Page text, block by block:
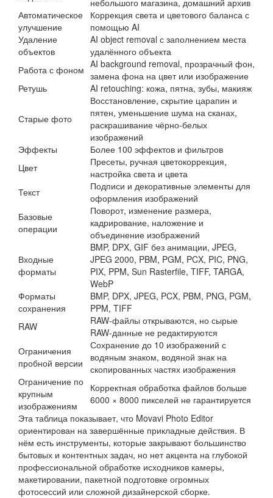
небольшого магазина, домашний архив
Автоматическое
улучшение
Коррекция света и цветового баланса с
помощью AI
Удаление
объектов
AI object removal с заполнением места
удалённого объекта
Работа с фоном AI background removal, прозрачный фон,
замена фона на цвет или изображение
Ретушь
AI retouching: кожа, пятна, зубы, макияж
Старые фото
Восстановление, скрытие царапин и
пятен, уменьшение шума на сканах,
раскрашивание чёрно-белых
изображений
Эффекты
Более 100 эффектов и фильтров
Цвет
Пресеты, ручная цветокоррекция,
настройка света и цвета
Текст
Подписи и декоративные элементы для
оформления изображений
Базовые
операции
Поворот, изменение размера,
кадрирование, наложение и
объединение изображений
Входные
форматы
BMP, DPX, GIF без анимации, JPEG,
JPEG 2000, PBM, PGM, PCX, PIC, PNG,
PIX, PPM, Sun Rasterfile, TIFF, TARGA,
WebP
Форматы
сохранения
BMP, DPX, JPEG, PCX, PBM, PNG, PGM,
PPM, TIFF
RAW
RAW-файлы открываются, но сырые
RAW-данные не редактируются
Ограничения
пробной версии
Сохранение до 10 изображений с
водяным знаком, водяной знак на
скопированных частях изображения
Ограничение по
крупным
изображениям
Корректная обработка файлов больше
6000 × 8000 пикселей не гарантируется
Эта таблица показывает, что Movavi Photo Editor
ориентирован на завершённые прикладные действия. В
нём есть инструменты, которые закрывают большинство
бытовых и контентных задач, но нет акцента на глубокой
профессиональной обработке исходников камеры,
макетировании, пакетной подготовке огромных
фотосессий или сложной дизайнерской сборке.